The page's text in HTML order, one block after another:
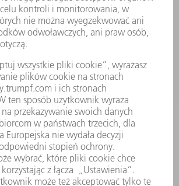
DZIAŁALNOŚCI
DZIAŁALNOŚCI Z REGULACJAMI
NIEPRAWIDŁOWOŚCI
ROZWÓJ